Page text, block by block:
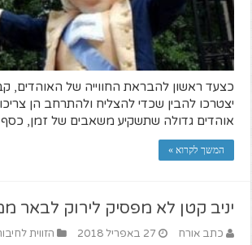
כצעד ראשון להבראת החווייה של האוהדים,
יצטרכו להבין שכדי להצליח ולהתרחב הן
אוהדים גדולה שתשקיע משאבים של זמן,
המשך לקרוא »
יניב קטן לא מפסיק לירוק לבאר
כתב אורח 27 באפריל 2018 הזווית